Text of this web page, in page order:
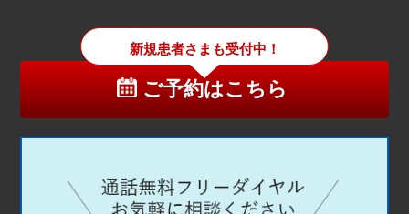
新規患者さまも受付中！
ご予約はこちら